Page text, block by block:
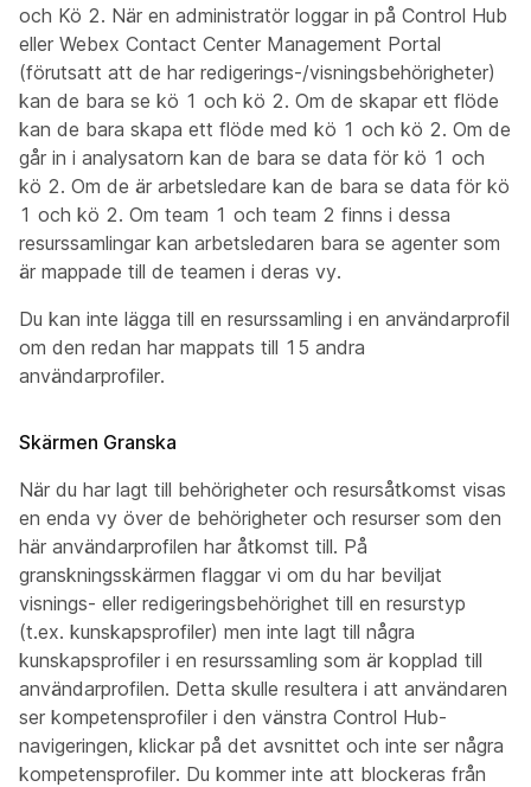
och Kö 2. När en administratör loggar in på Control Hub
eller Webex Contact Center Management Portal
(förutsatt att de har redigerings-/visningsbehörigheter)
kan de bara se kö 1 och kö 2. Om de skapar ett flöde
kan de bara skapa ett flöde med kö 1 och kö 2. Om de
går in i analysatorn kan de bara se data för kö 1 och
kö 2. Om de är arbetsledare kan de bara se data för kö
1 och kö 2. Om team 1 och team 2 finns i dessa
resurssamlingar kan arbetsledaren bara se agenter som
är mappade till de teamen i deras vy.
Du kan inte lägga till en resurssamling i en användarprofil
om den redan har mappats till 15 andra
användarprofiler.
Skärmen Granska
När du har lagt till behörigheter och resursåtkomst visas
en enda vy över de behörigheter och resurser som den
här användarprofilen har åtkomst till. På
granskningsskärmen flaggar vi om du har beviljat
visnings- eller redigeringsbehörighet till en resurstyp
(t.ex. kunskapsprofiler) men inte lagt till några
kunskapsprofiler i en resurssamling som är kopplad till
användarprofilen. Detta skulle resultera i att användaren
ser kompetensprofiler i den vänstra Control Hub-
navigeringen, klickar på det avsnittet och inte ser några
kompetensprofiler. Du kommer inte att blockeras från